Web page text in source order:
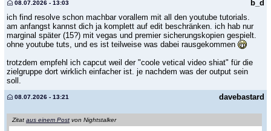
b_d
08.07.2026 - 13:03
ich find resolve schon machbar vorallem mit all den youtube tutorials.
am anfangst kannst dich ja komplett auf edit beschränken. ich hab nur
marginal später (15?) mit vegas und premier sicherungskopien gespielt.
ohne youtube tuts, und es ist teilweise was dabei rausgekommen
trotzdem empfehl ich capcut weil der "coole vetical video shiat" für die
zielgruppe dort wirklich einfacher ist. je nachdem was der output sein
soll.
davebastard
08.07.2026 - 13:21
Zitat aus einem Post von Nightstalker